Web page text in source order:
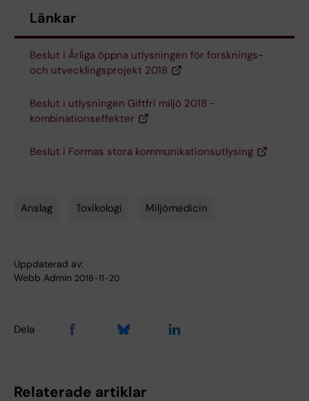
Länkar
Beslut i Årliga öppna utlysningen för forsknings-
och utvecklingsprojekt 2018
Beslut i utlysningen Giftfri miljö 2018 -
kombinationseffekter
Beslut i Formas stora kommunikationsutlysing
Anslag Toxikologi Miljömedicin
Uppdaterad av:
Webb Admin 2018-11-20
Dela
Relaterade artiklar